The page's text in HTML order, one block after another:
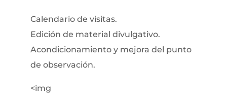
Calendario de visitas.
Edición de material divulgativo.
Acondicionamiento y mejora del punto
de observación.
<img